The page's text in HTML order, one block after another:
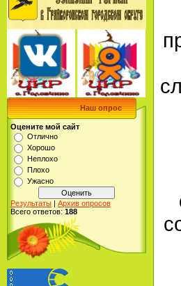
Наш опрос
Оцените мой сайт
Отлично
Хорошо
Неплохо
Плохо
Ужасно
Результаты | Архив опросов
Всего ответов: 188